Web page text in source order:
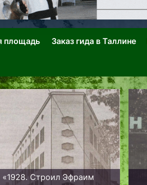
площадь Заказ гида в Таллине
«1928. Строил Эфраим